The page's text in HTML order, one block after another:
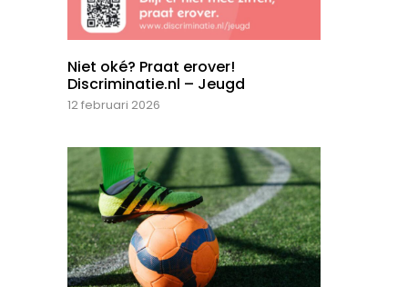
Niet oké? Praat erover!
Discriminatie.nl – Jeugd
12 februari 2026